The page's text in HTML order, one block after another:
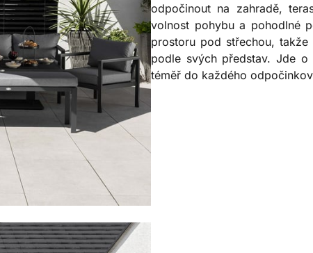
odpočinout na zahradě,
volnost pohybu a pohodlné
prostoru pod střechou,
podle svých představ. Jde
téměř do každého